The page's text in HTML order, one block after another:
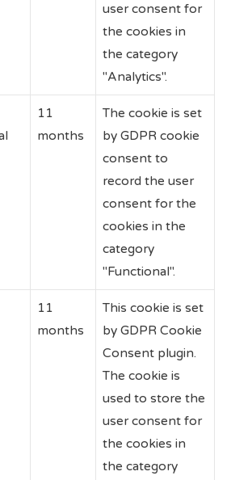
user consent for
the cookies in
the category
"Analytics".
11
months
The cookie is set
by GDPR cookie
consent to
record the user
consent for the
cookies in the
category
"Functional".
11
months
This cookie is set
by GDPR Cookie
Consent plugin.
The cookie is
used to store the
user consent for
the cookies in
the category